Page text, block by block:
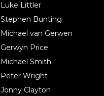
Luke Littler
Stephen Bunting
Michael van Gerwen
Gerwyn Price
Michael Smith
Peter Wright
Jonny Clayton